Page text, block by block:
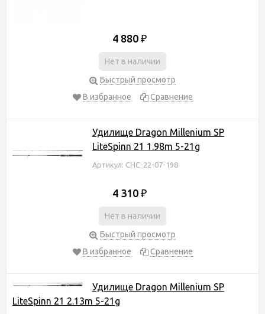
4 880 ₽
Нет в наличии
Быстрый просмотр
В избранное
Сравнение
Удилище Dragon Millenium SP
LiteSpinn 21 1.98m 5-21g
Артикул: CHC-22-07-198
4 310 ₽
Нет в наличии
Быстрый просмотр
В избранное
Сравнение
Удилище Dragon Millenium SP
LiteSpinn 21 2.13m 5-21g